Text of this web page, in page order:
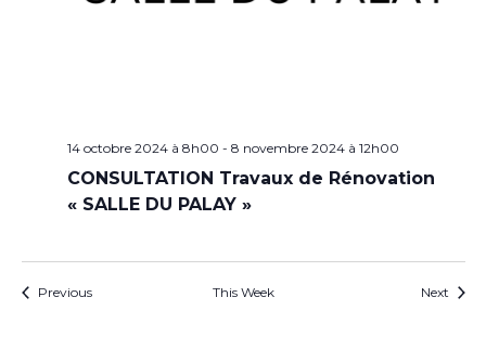
14 octobre 2024 à 8h00 - 8 novembre 2024 à 12h00
CONSULTATION Travaux de Rénovation
« SALLE DU PALAY »
Previous This Week Next